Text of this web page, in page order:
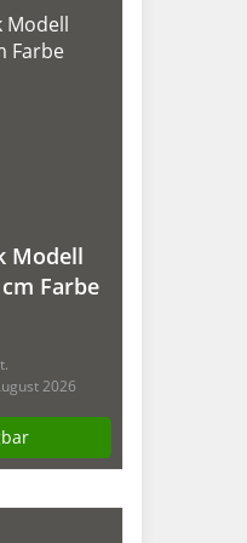
Modell
Farbe
2026